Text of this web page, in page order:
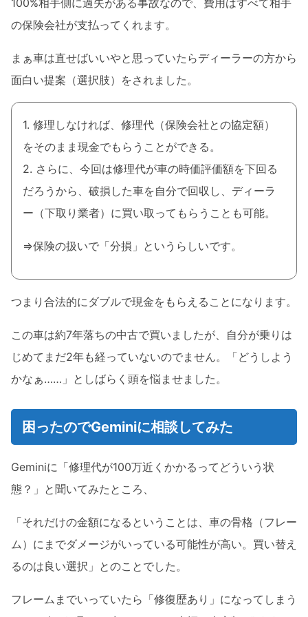
の保険会社が支払ってくれます。
まぁ車は直せばいいやと思っていたらディーラーの方から
面白い提案（選択肢）をされました。
1. 修理しなければ、修理代（保険会社との協定額）
をそのまま現金でもらうことができる。
2. さらに、今回は修理代が車の時価評価額を下回る
だろうから、破損した車を自分で回収し、ディーラ
ー（下取り業者）に買い取ってもらうことも可能。
⇒保険の扱いで「分損」というらしいです。
つまり合法的にダブルで現金をもらえることになります。
この車は約7年落ちの中古で買いましたが、自分が乗りは
じめてまだ2年も経っていないのでません。「どうしよう
かなぁ……」としばらく頭を悩ませました。
困ったのでGeminiに相談してみた
Geminiに「修理代が100万近くかかるってどういう状
態？」と聞いてみたところ、
「それだけの金額になるということは、車の骨格（フレー
ム）にまでダメージがいっている可能性が高い。買い替え
るのは良い選択」とのことでした。
フレームまでいっていたら「修復歴あり」になってしまう